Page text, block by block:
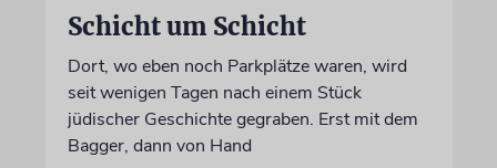
Schicht um Schicht
Dort, wo eben noch Parkplätze waren, wird
seit wenigen Tagen nach einem Stück
jüdischer Geschichte gegraben. Erst mit dem
Bagger, dann von Hand